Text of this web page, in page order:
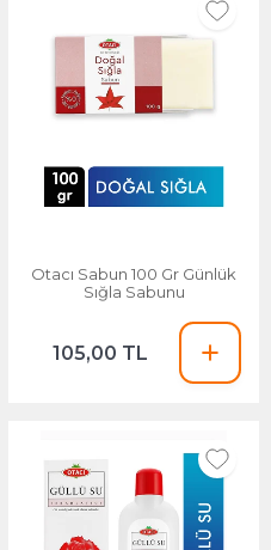
Otacı Sabun 100 Gr Günlük
Sığla Sabunu
105,00 TL